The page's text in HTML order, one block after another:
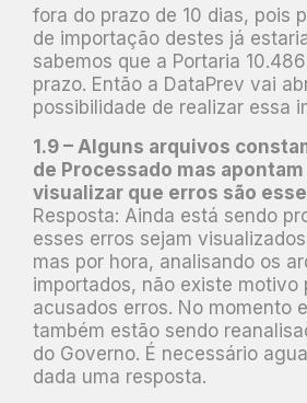
fora do prazo de 10 dias, pois
de importação destes já
sabemos que a Portaria
prazo. Então a DataPrev vai
possibilidade de realizar essa
1.9 – Alguns arquivos
de Processado mas
visualizar que erros são
Resposta: Ainda está sendo
esses erros sejam
mas por hora, analisando os
importados, não existe motivo
acusados erros. No momento
também estão sendo
do Governo. É necessário
dada uma resposta.